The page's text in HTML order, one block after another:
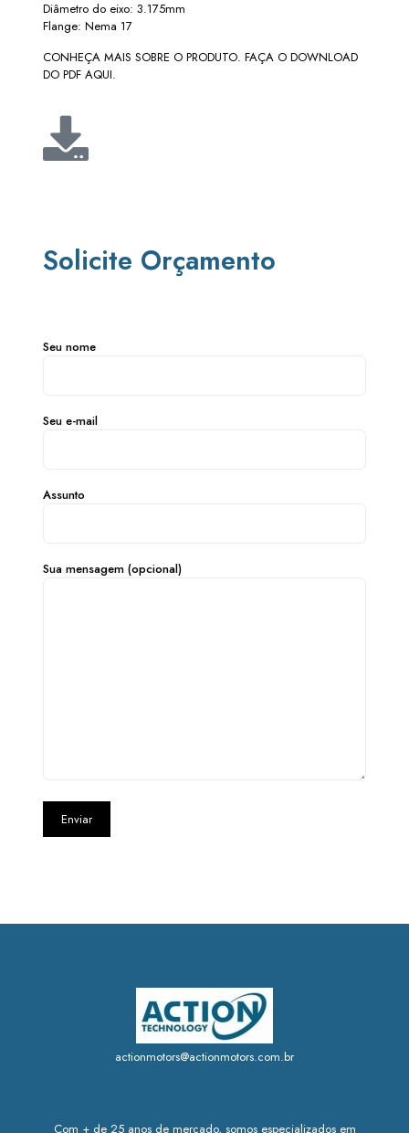
Diâmetro do eixo: 3.175mm
Flange: Nema 17
CONHEÇA MAIS SOBRE O PRODUTO. FAÇA O DOWNLOAD
DO PDF AQUI.
Solicite Orçamento
Seu nome
Seu e-mail
Assunto
Sua mensagem (opcional)
actionmotors@actionmotors.com.br
Com + de 25 anos de mercado, somos especializados em